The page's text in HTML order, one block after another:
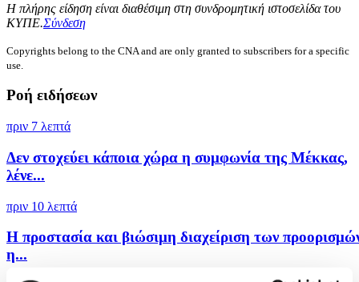
Η πλήρης είδηση είναι διαθέσιμη στη συνδρομητική ιστοσελίδα του
ΚΥΠΕ.Σύνδεση
Copyrights belong to the CNA and are only granted to subscribers for a specific
use.
Ροή ειδήσεων
πριν 7 λεπτά
Δεν στοχεύει κάποια χώρα η συμφωνία της Μέκκας,
λένε...
πριν 10 λεπτά
Η προστασία και βιώσιμη διαχείριση των
η...